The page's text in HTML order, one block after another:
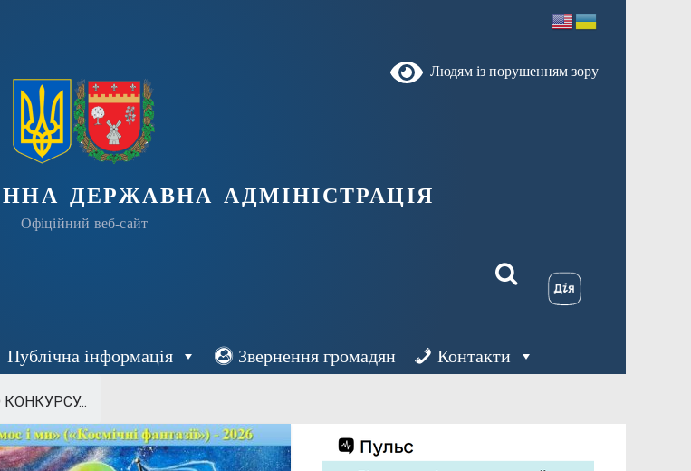
Людям із порушенням зору
державна адміністрація
Офіційний веб-сайт
Публічна інформація Звернення громадян Контакти